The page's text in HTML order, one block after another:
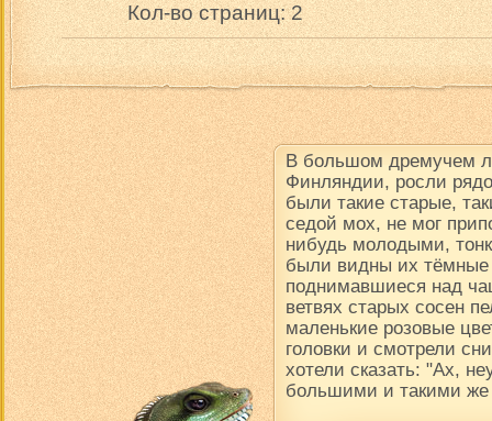
Кол-во страниц: 2
В большом дремучем
Финляндии, росли
были такие старые,
седой мох, не мог
нибудь молодыми,
были видны их
поднимавшиеся над
ветвях старых сосен
маленькие розовые
головки и смотрели
хотели сказать: "Ах,
большими и такими